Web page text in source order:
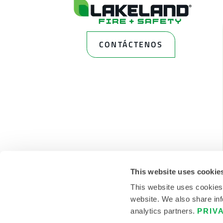
This website uses
This website uses
website. We also share
analytics partners.
CONTÁCTENOS